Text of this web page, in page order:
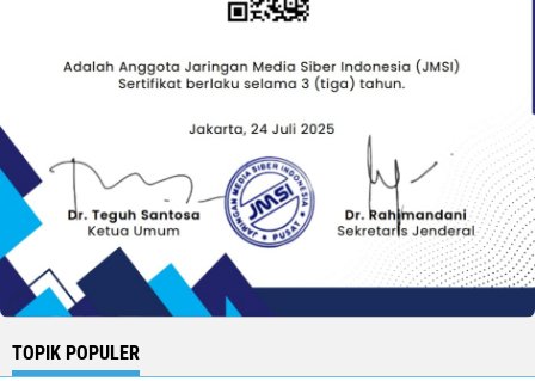
TOPIK POPULER